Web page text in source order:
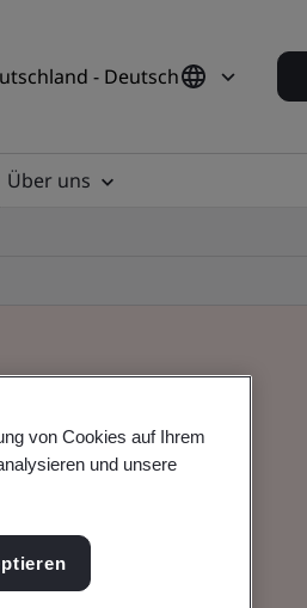
- Deutsch
Über uns
von Cookies auf Ihrem
und unsere